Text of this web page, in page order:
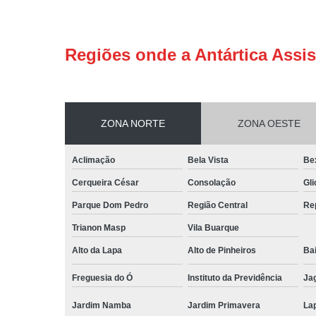
Regiões onde a Antártica
ZONA NORTE ZONA OESTE
Aclimação Bela Vista
Cerqueira César Consolação
Parque Dom Pedro Região Central
Trianon Masp Vila Buarque
Alto da Lapa Alto de Pinheiros
Freguesia do Ó Instituto da Previdência
Jardim Namba Jardim Primavera